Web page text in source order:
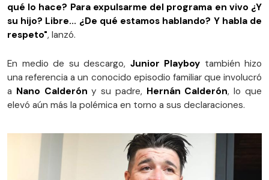
qué lo hace? Para expulsarme del programa en vivo ¿Y
su hijo? Libre... ¿De qué estamos hablando? Y habla de
respeto", lanzó.
En medio de su descargo, Junior Playboy también hizo
una referencia a un conocido episodio familiar que involucró
a Nano Calderón y su padre, Hernán Calderón, lo que
elevó aún más la polémica en torno a sus declaraciones.